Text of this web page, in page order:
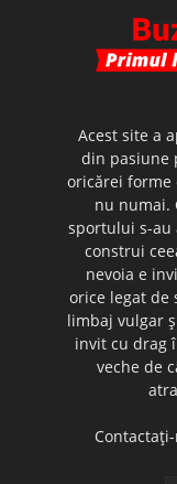
Acest site a
din pasiune
oricărei forme
nu numai.
sportului s-au
construi
nevoia e
orice legat de
limbaj vulgar
invit cu drag
veche de